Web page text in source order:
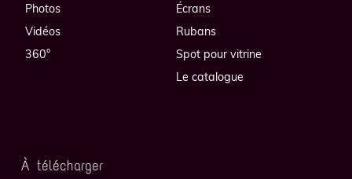
Photos
Vidéos
360°
Écrans
Rubans
Spot pour vitrine
Le catalogue
À télécharger